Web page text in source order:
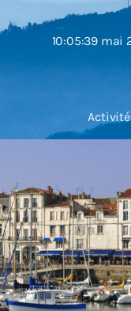
10:05:39 mai